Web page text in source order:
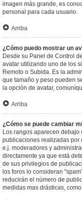
imagen más grande, es
personal para cada usuario.
Arriba
¿Cómo puedo mostrar un
Desde su Panel de Control
avatar utilizando uno de los
Remoto o Subida. Es la
que tamaño y peso pueden
la opción de avatar,
Arriba
¿Cómo se puede cambiar
Los rangos aparecen
publicaciones realizadas por
e.j. moderadores y
directamente ya que está
de sus privilegios de
los foros lo consideran
reducirán el número de
medidas mas drásticas,